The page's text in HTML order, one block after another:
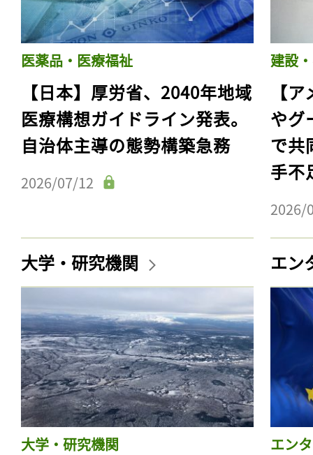
医薬品・医療福祉
【日本】厚労省、2040年地域
医療構想ガイドライン発表。
自治体主導の態勢構築急務
2026/07/12
建設
【
やグ
で共
手不
2026/
大学・研究機関
大学・研究機関
エン
エン